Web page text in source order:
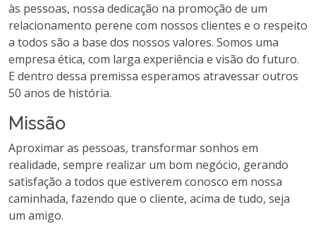
às pessoas, nossa dedicação na promoção de um
relacionamento perene com nossos clientes e o respeito
a todos são a base dos nossos valores. Somos uma
empresa ética, com larga experiência e visão do futuro.
E dentro dessa premissa esperamos atravessar outros
50 anos de história.
Missão
Aproximar as pessoas, transformar sonhos em
realidade, sempre realizar um bom negócio, gerando
satisfação a todos que estiverem conosco em nossa
caminhada, fazendo que o cliente, acima de tudo, seja
um amigo.